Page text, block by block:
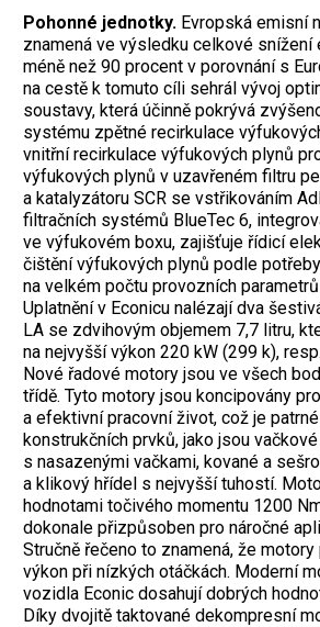
Pohonné jednotky. Evropská emisní
znamená ve výsledku celkové snížení
méně než 90 procent v porovnání s
na cestě k tomuto cíli sehrál vývoj
soustavy, která účinně pokrývá
systému zpětné recirkulace
vnitřní recirkulace výfukových plynů
výfukových plynů v uzavřeném filtru
a katalyzátoru SCR se vstřikováním
filtračních systémů BlueTec 6,
ve výfukovém boxu, zajišťuje řídicí
čištění výfukových plynů podle
na velkém počtu provozních
Uplatnění v Econicu nalézají dva
LA se zdvihovým objemem 7,7 litru,
na nejvyšší výkon 220 kW (299 k),
Nové řadové motory jsou ve všech
třídě. Tyto motory jsou koncipovány
a efektivní pracovní život, což je
konstrukčních prvků, jako jsou
s nasazenými vačkami, kované a
a klikový hřídel s nejvyšší tuhostí.
hodnotami točivého momentu 1200
dokonale přizpůsoben pro náročné
Stručně řečeno to znamená, že
výkon při nízkých otáčkách. Moderní
vozidla Econic dosahují dobrých
Díky dvojitě taktované dekompresní